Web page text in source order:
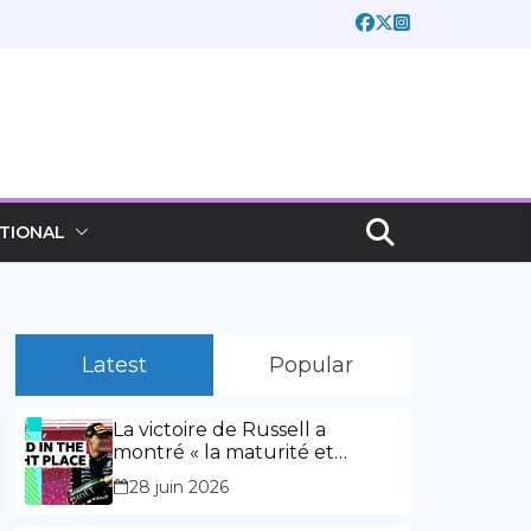
Latest Popular
La victoire de Russell a
montré « la maturité et
l’expérience » Vidéo,
00:02:03La victoire de Russell
28 juin 2026